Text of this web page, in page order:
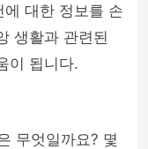
대한 정보를 손
생활과 관련된
이 됩니다.
무엇일까요? 몇